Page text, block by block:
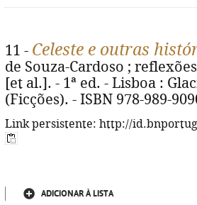
11 - Celeste e outras
de Souza-Cardoso ;
[et al.]. - 1ª ed. - Lisboa :
(Ficções). - ISBN 978-989-
Link persistente: http://
ADICIONAR À LISTA